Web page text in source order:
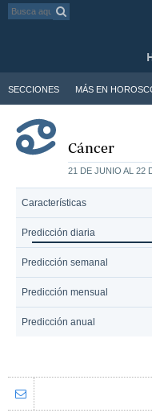
SECCIONES MÁS EN
Cáncer
21 DE JUNIO AL 22
Características
Predicción diaria
Predicción semanal
Predicción mensual
Predicción anual